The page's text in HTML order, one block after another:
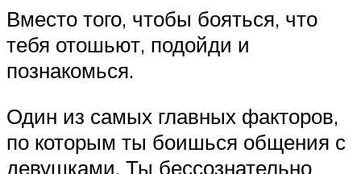
Вместо того, чтобы бояться, что
тебя отошьют, подойди и
познакомься.
Один из самых главных факторов,
по которым ты боишься общения с
девушками. Ты бессознательно